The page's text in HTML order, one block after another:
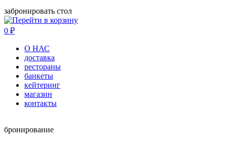
забронировать стол
0 ₽
О НАС
доставка
рестораны
банкеты
кейтеринг
магазин
контакты
бронирование